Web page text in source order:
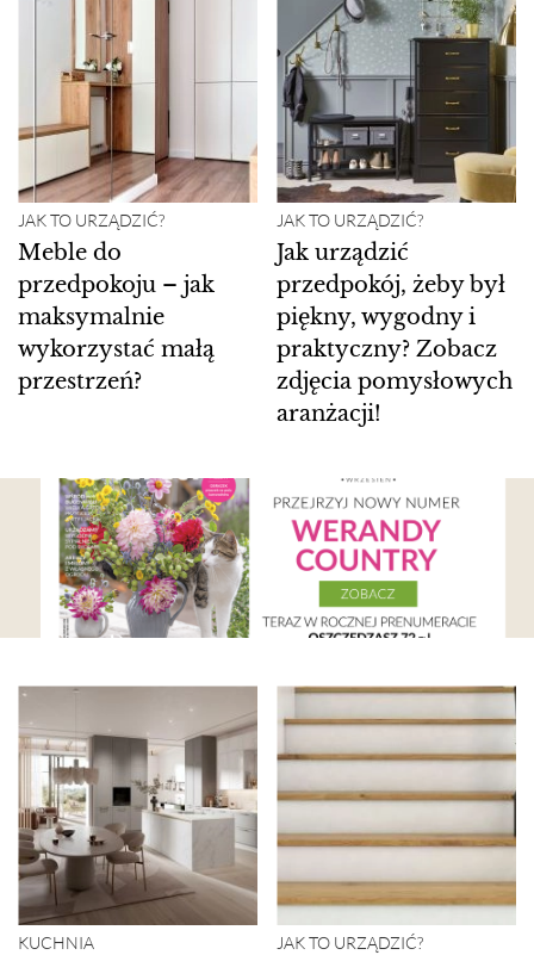
JAK TO URZĄDZIĆ?
Meble do
przedpokoju – jak
maksymalnie
wykorzystać małą
przestrzeń?
JAK TO URZĄDZIĆ?
Jak urządzić
przedpokój, żeby był
piękny, wygodny i
praktyczny? Zobacz
zdjęcia pomysłowych
aranżacji!
KUCHNIA JAK TO URZĄDZIĆ?